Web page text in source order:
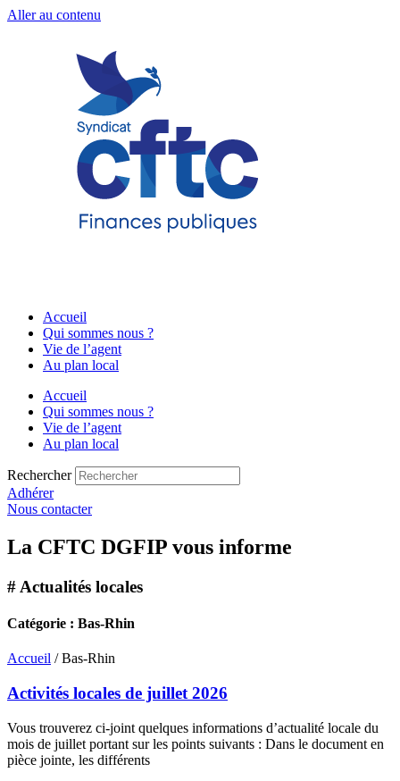
Aller au contenu
Accueil
Qui sommes nous ?
Vie de l’agent
Au plan local
Accueil
Qui sommes nous ?
Vie de l’agent
Au plan local
Rechercher
Adhérer
Nous contacter
La CFTC DGFIP vous informe
# Actualités locales
Catégorie : Bas-Rhin
Accueil / Bas-Rhin
Activités locales de juillet 2026
Vous trouverez ci-joint quelques informations d’actualité locale du
mois de juillet portant sur les points suivants : Dans le document en
pièce jointe, les différents